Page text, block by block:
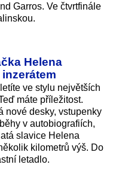
Garros. Ve čtvrtfinále
Helena
ve stylu největších
máte příležitost.
nové desky, vstupenky
v autobiografiích,
slavice Helena
kilometrů výš. Do
letadlo.